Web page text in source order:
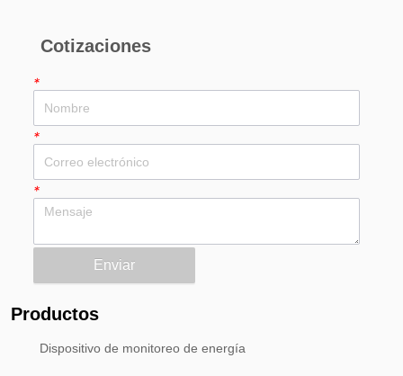
Cotizaciones
*
*
*
Enviar
Productos
Dispositivo de monitoreo de energía